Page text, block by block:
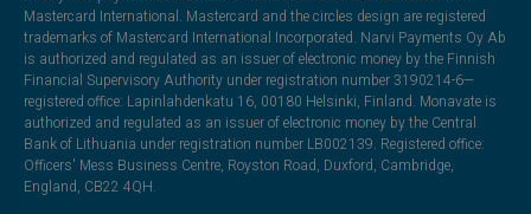
Mastercard International. Mastercard and the circles design are registered
trademarks of Mastercard International Incorporated. Narvi Payments Oy Ab
is authorized and regulated as an issuer of electronic money by the Finnish
Financial Supervisory Authority under registration number 3190214-6—
registered office: Lapinlahdenkatu 16, 00180 Helsinki, Finland. Monavate is
authorized and regulated as an issuer of electronic money by the Central
Bank of Lithuania under registration number LB002139. Registered office:
Officers' Mess Business Centre, Royston Road, Duxford, Cambridge,
England, CB22 4QH.